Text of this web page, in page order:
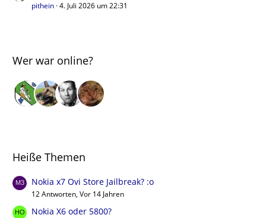
pithein 4. Juli 2026 um 22:31
Wer war online?
Heiße Themen
Nokia x7 Ovi Store Jailbreak? :o
12 Antworten, Vor 14 Jahren
Nokia X6 oder 5800?